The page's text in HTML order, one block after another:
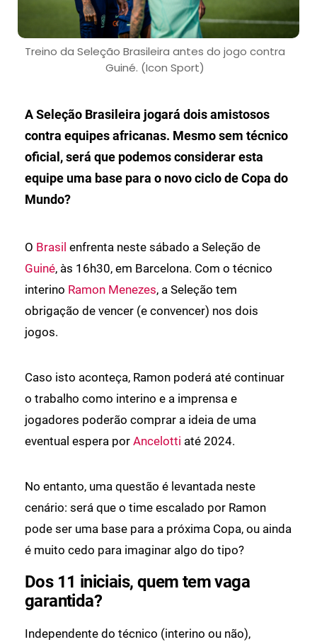
Treino da Seleção Brasileira antes do jogo contra
Guiné. (Icon Sport)
A Seleção Brasileira jogará dois amistosos
contra equipes africanas. Mesmo sem técnico
oficial, será que podemos considerar esta
equipe uma base para o novo ciclo de Copa do
Mundo?
O Brasil enfrenta neste sábado a Seleção de
Guiné, às 16h30, em Barcelona. Com o técnico
interino Ramon Menezes, a Seleção tem
obrigação de vencer (e convencer) nos dois
jogos.
Caso isto aconteça, Ramon poderá até continuar
o trabalho como interino e a imprensa e
jogadores poderão comprar a ideia de uma
eventual espera por Ancelotti até 2024.
No entanto, uma questão é levantada neste
cenário: será que o time escalado por Ramon
pode ser uma base para a próxima Copa, ou ainda
é muito cedo para imaginar algo do tipo?
Dos 11 iniciais, quem tem vaga
garantida?
Independente do técnico (interino ou não),